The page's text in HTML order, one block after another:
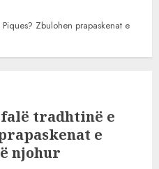
Zbulohen prapaskenat e
tradhtinë e
e
njohur